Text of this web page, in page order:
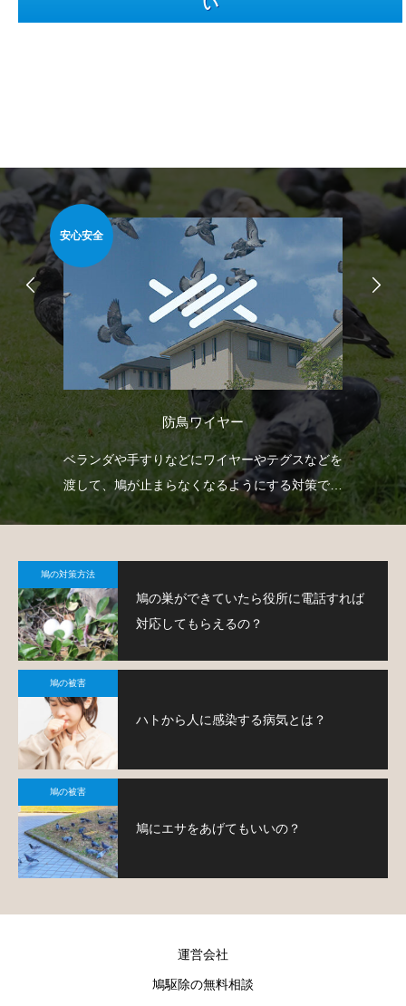
安心安全
防鳥ワイヤー
ベランダや手すりなどにワイヤーやテグスなどを
渡して、鳩が止まらなくなるようにする対策で
す。
鳩の対策方法
鳩の巣ができていたら役所に電話すれば
対応してもらえるの？
鳩の被害
ハトから人に感染する病気とは？
鳩の被害
鳩にエサをあげてもいいの？
運営会社
鳩駆除の無料相談